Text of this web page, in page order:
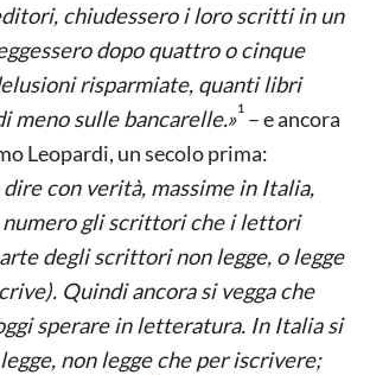
chiudessero i loro scritti in un
dopo quattro o cinque
risparmiate, quanti libri
meno sulle bancarelle.»1 – e ancora
Leopardi, un secolo prima:
con verità, massime in Italia,
numero gli scrittori che i lettori
degli scrittori non legge, o legge
Quindi ancora si vegga che
sperare in letteratura. In Italia si
non legge che per iscrivere;